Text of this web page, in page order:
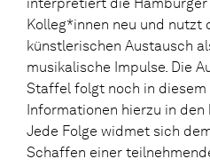
Kolleg*innen neu und nutzt
künstlerischen Austausch
musikalische Impulse. Die
Staffel folgt noch in diesem
Informationen hierzu in den
Jede Folge widmet sich
Schaffen einer